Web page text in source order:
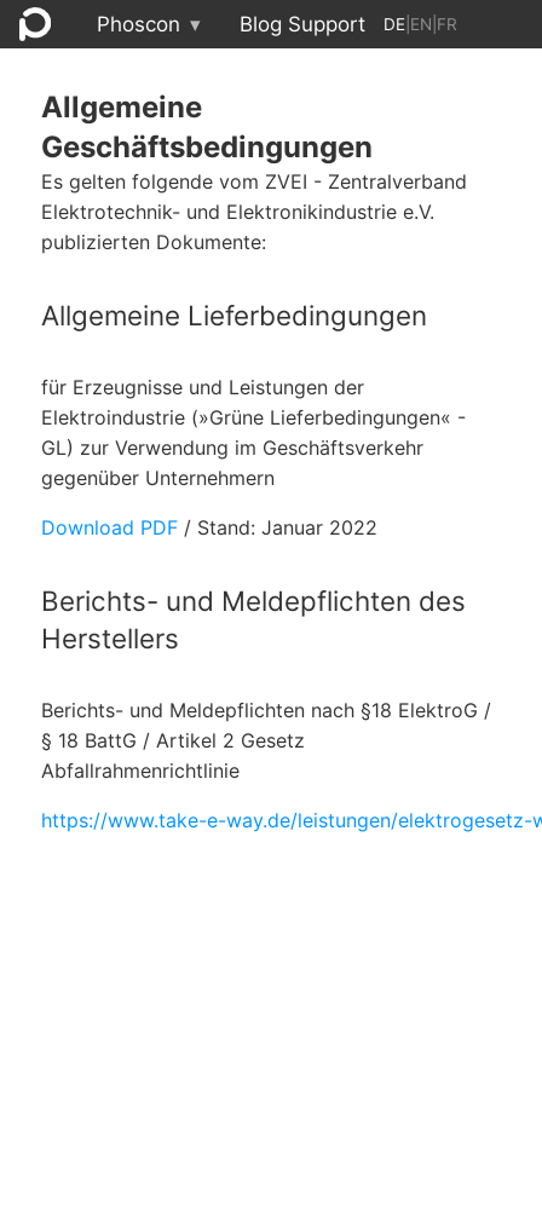
Phoscon ▾ Blog Support DE| EN FR
Allgemeine
Geschäftsbedingungen
Es gelten folgende vom ZVEI - Zentralverband
Elektrotechnik- und Elektronikindustrie e.V.
publizierten Dokumente:
Allgemeine Lieferbedingungen
für Erzeugnisse und Leistungen der
Elektroindustrie ( Grüne Lieferbedingungen
-
GL) zur Verwendung im Geschäftsverkehr
gegenüber Unternehmern
Download PDF/ Stand: Januar 2022
Berichts- und Meldepflichten des
Herstellers
Berichts- und Meldepflichten nach §18 ElektroG /
§ 18 BattG / Artikel 2 Gesetz
Abfallrahmenrichtlinie
https://www.take-e-way.de/leistungen/